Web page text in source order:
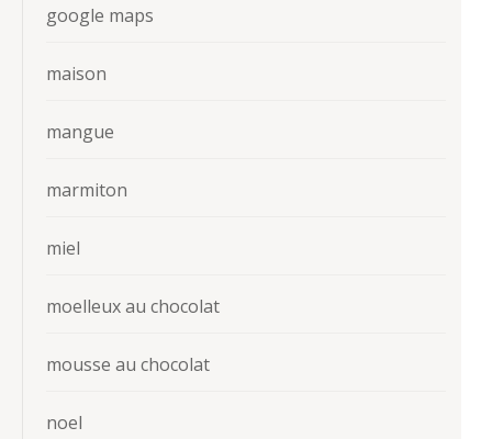
google maps
maison
mangue
marmiton
miel
moelleux au chocolat
mousse au chocolat
noel